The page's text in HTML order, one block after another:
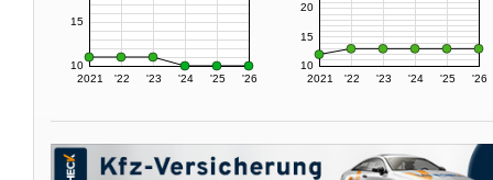
2021 '22 '23 '24 '25 '26
10
15
2021 '22 '23 '24 '25 '26
10
15
20